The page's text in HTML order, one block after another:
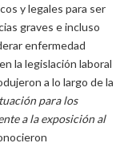
y legales para ser
graves e incluso
enfermedad
la legislación laboral
a lo largo de la
para los
a la exposición al